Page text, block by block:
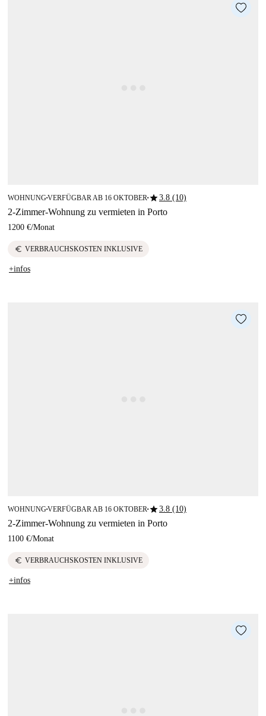
WOHNUNG■VERFÜGBAR AB 16 OKTOBER ■star3.8 (10)
2-Zimmer-Wohnung zu vermieten in Porto
1200 €/Monat
euro VERBRAUCHSKOSTEN INKLUSIVE
+infos
WOHNUNG■VERFÜGBAR AB 16 OKTOBER■star3.8 (10)
2-Zimmer-Wohnung zu vermieten in Porto
1100 €/Monat
euro VERBRAUCHSKOSTEN INKLUSIVE
+infos